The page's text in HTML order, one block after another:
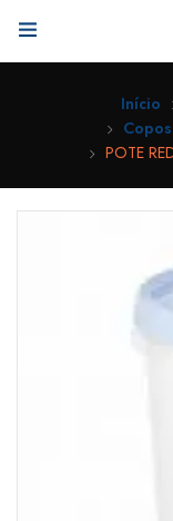
Início
POTE